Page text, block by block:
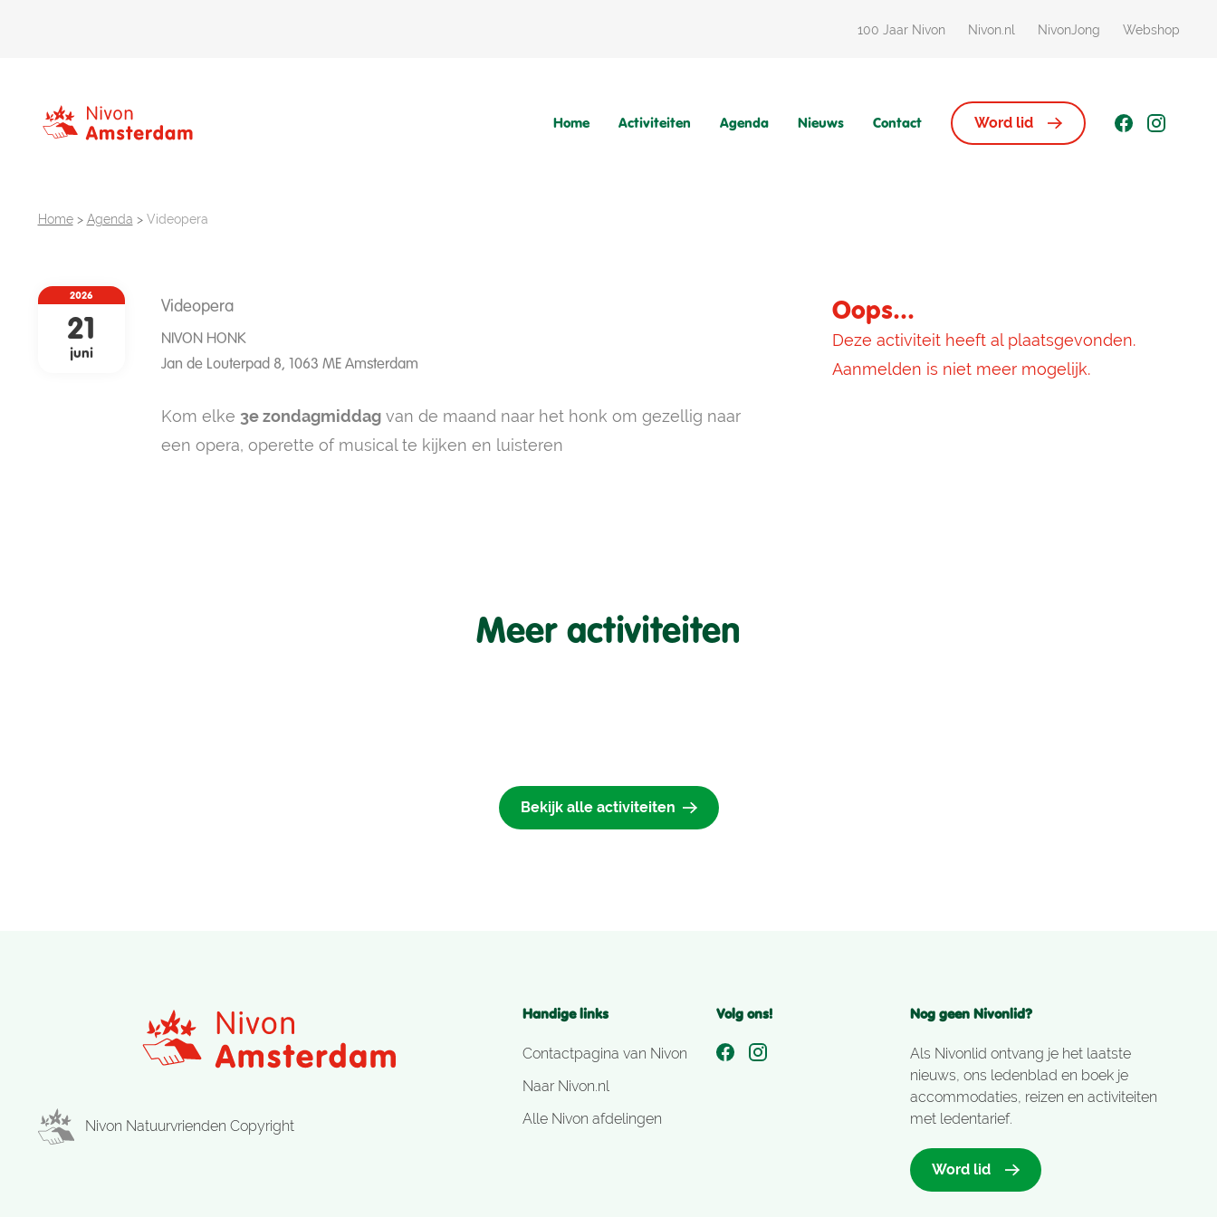
100 Jaar Nivon Nivon.nl NivonJong Webshop
Home Activiteiten Agenda Nieuws Contact Word lid
Home> Agenda > Videopera
2026
21
juni
Videopera
NIVON HONK
Jan de Louterpad 8, 1063 ME Amsterdam
Kom elke 3e zondagmiddagvan de maand naar het honk om gezellig naar
een opera, operette of musical te kijken en luisteren
Oops...
Deze activiteit heeft al plaatsgevonden.
Aanmelden is niet meer mogelijk.
Meer activiteiten
Bekijk alle activiteiten
Nivon Natuurvrienden Copyright
Handige links
Contactpagina van Nivon
Naar Nivon.nl
Alle Nivon afdelingen
Volg ons! Nog geen Nivonlid?
Als Nivonlid ontvang je het laatste
nieuws, ons ledenblad en boek je
accommodaties, reizen en activiteiten
met ledentarief.
Word lid